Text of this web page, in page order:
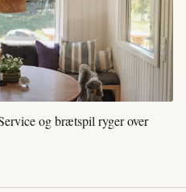
og brætspil ryger over